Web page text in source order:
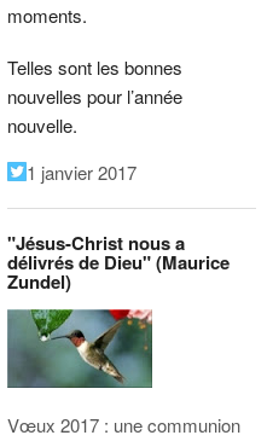
moments.
Telles sont les bonnes
nouvelles pour l’année
nouvelle.
1 janvier 2017
"Jésus-Christ nous a
délivrés de Dieu" (Maurice
Zundel)
Vœux 2017 : une communion